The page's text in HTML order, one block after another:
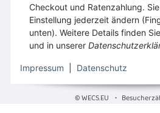
Checkout und Ratenzahlung.
Einstellung jederzeit ändern
unten). Weitere Details finden
und in unserer
Impressum Datenschutz
Vertrag
© WECS.EU •